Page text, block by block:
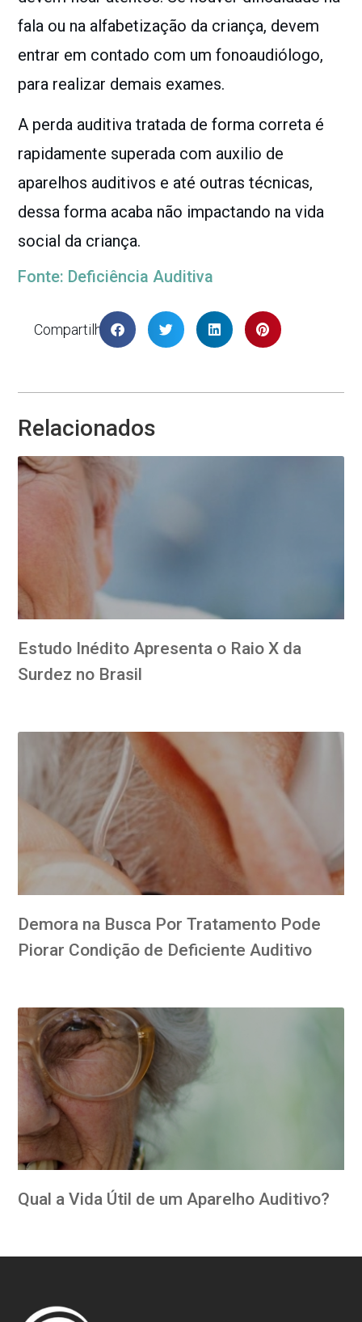
fala ou na alfabetização da criança, devem
entrar em contado com um fonoaudiólogo,
para realizar demais exames.
A perda auditiva tratada de forma correta é
rapidamente superada com auxilio de
aparelhos auditivos e até outras técnicas,
dessa forma acaba não impactando na vida
social da criança.
Fonte: Deficiência Auditiva
Compartilhar
Relacionados
Estudo Inédito Apresenta o Raio X da
Surdez no Brasil
Demora na Busca Por Tratamento Pode
Piorar Condição de Deficiente Auditivo
Qual a Vida Útil de um Aparelho Auditivo?